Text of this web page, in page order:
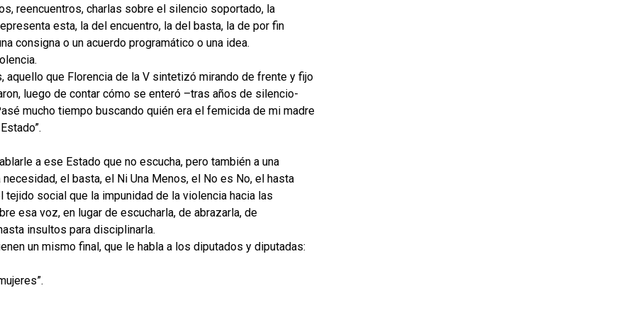
reencuentros, charlas sobre el silencio soportado, la
esta, la del encuentro, la del basta, la de por fin
consigna o un acuerdo programático o una idea.
aquello que Florencia de la V sintetizó mirando de frente y fijo
luego de contar cómo se enteró –tras años de silencio-
mucho tiempo buscando quién era el femicida de mi madre
a ese Estado que no escucha, pero también a una
el basta, el Ni Una Menos, el No es No, el hasta
tejido social que la impunidad de la violencia hacia las
esa voz, en lugar de escucharla, de abrazarla, de
insultos para disciplinarla.
un mismo final, que le habla a los diputados y diputadas: